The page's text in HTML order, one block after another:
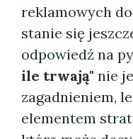
reklamowych
stanie się
odpowiedź na
ile trwają" nie
zagadnieniem,
elementem